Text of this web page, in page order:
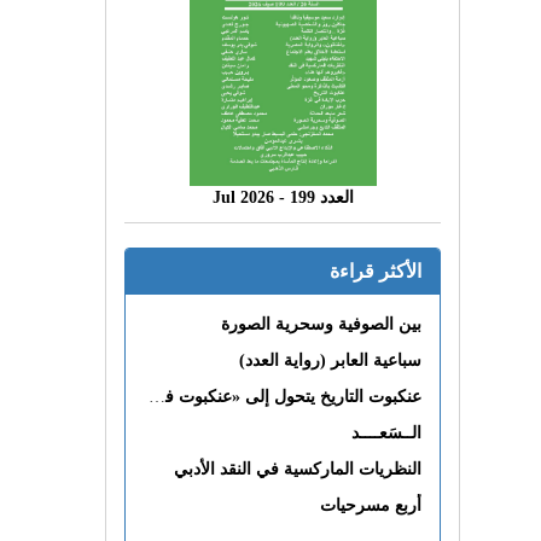
العدد 199 - 2026 Jul
الأكثر قراءة
بين الصوفية وسحرية الصورة
سباعية العابر (رواية العدد)
عنكبوت التاريخ يتحول إلى «عنكبوت فى القلب»
الــسَعــــد
النظريات الماركسية في النقد الأدبي
أربع مسرحيات